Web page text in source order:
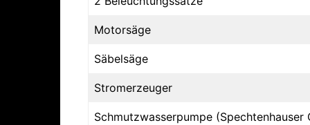
Motorsäge
Säbelsäge
Stromerzeuger
Schmutzwasserpumpe (Spechtenhauser